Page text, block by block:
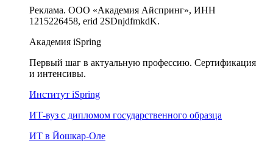
Реклама. ООО «Академия Айспринг», ИНН
1215226458, erid 2SDnjdfmkdK.
Академия iSpring
Первый шаг в актуальную профессию. Сертификация
и интенсивы.
Институт iSpring
ИТ-вуз с дипломом государственного образца
ИТ в Йошкар-Оле